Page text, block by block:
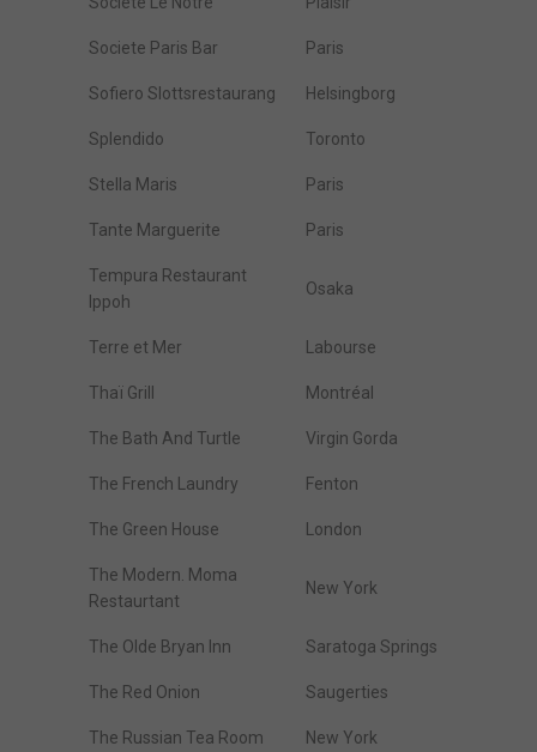
Societe Paris Bar Paris
Sofiero Slottsrestaurang Helsingborg
Splendido Toronto
Stella Maris Paris
Tante Marguerite Paris
Tempura Restaurant
Ippoh
Osaka
Terre et Mer Labourse
Thaï Grill Montréal
The Bath And Turtle Virgin Gorda
The French Laundry Fenton
The Green House London
The Modern. Moma
Restaurtant
New York
The Olde Bryan Inn Saratoga Springs
The Red Onion Saugerties
The Russian Tea Room New York